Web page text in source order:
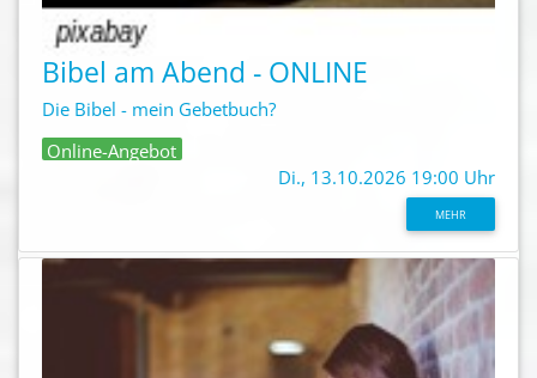
Bibel am Abend - ONLINE
Die Bibel - mein Gebetbuch?
Online-Angebot
Di., 13.10.2026 19:00 Uhr
MEHR